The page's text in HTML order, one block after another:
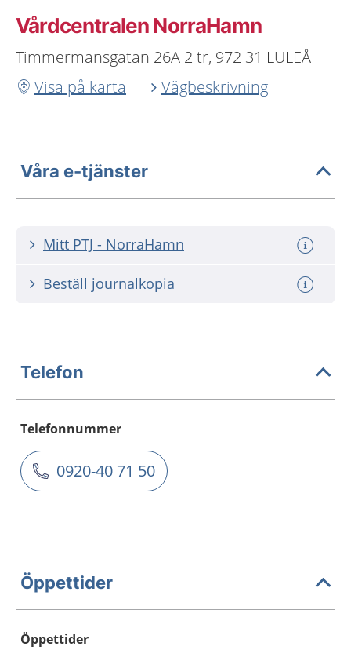
Vårdcentralen NorraHamn
Timmermansgatan 26A 2 tr, 972 31 LULEÅ
Visa på karta
Vägbeskrivning
Våra e-tjänster
Mitt PTJ - NorraHamn
Beställ journalkopia
Telefon
Telefonnummer
0920-40 71 50
Öppettider
Öppettider